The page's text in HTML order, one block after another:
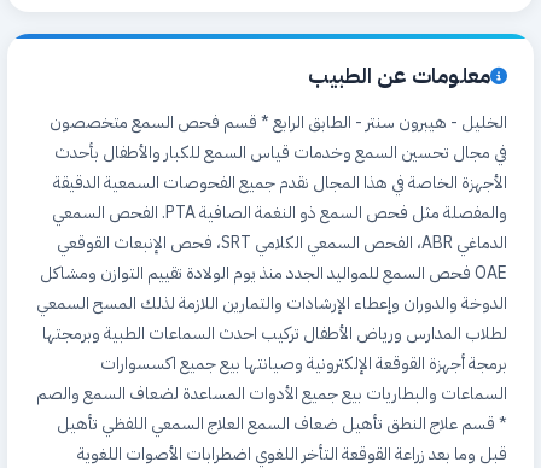
معلومات عن الطبيب
الخليل - هيبرون سنتر - الطابق الرابع * قسم فحص السمع متخصصون
في مجال تحسين السمع وخدمات قياس السمع للكبار والأطفال بأحدث
الأجهزة الخاصة في هذا المجال نقدم جميع الفحوصات السمعية الدقيقة
والمفصلة مثل فحص السمع ذو النغمة الصافية PTA. الفحص السمعي
الدماغي ABR، الفحص السمعي الكلامي SRT، فحص الإنبعاث القوقعي
OAE فحص السمع للمواليد الجدد منذ يوم الولادة تقييم التوازن ومشاكل
الدوخة والدوران وإعطاء الإرشادات والتمارين اللازمة لذلك المسح السمعي
لطلاب المدارس ورياض الأطفال تركيب احدث السماعات الطبية وبرمجتها
برمجة أجهزة القوقعة الإلكترونية وصيانتها بيع جميع اكسسوارات
السماعات والبطاريات بيع جميع الأدوات المساعدة لضعاف السمع والصم
* قسم علاج النطق تأهيل ضعاف السمع العلاج السمعي اللفظي تأهيل
قبل وما بعد زراعة القوقعة التأخر اللغوي اضطرابات الأصوات اللغوية